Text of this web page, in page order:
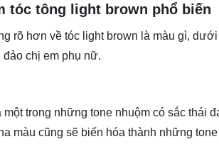
tóc tông light brown phổ biến
rõ hơn về tóc light brown là màu gì,
chị em phụ nữ.
trong những tone nhuộm có sắc thái
màu cũng sẽ biến hóa thành những